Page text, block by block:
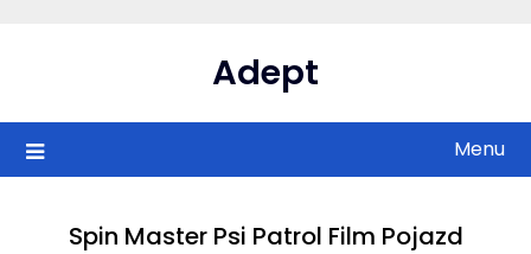
Adept
Menu
Spin Master Psi Patrol Film Pojazd